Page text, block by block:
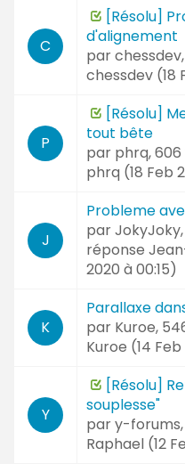
C
[Résolu]
d'alignement
parchessdev
chessdev (18
P
[Résolu]
tout bête
par phrq,
phrq (18 Feb
J
Probleme
parJokyJoky
réponse
2020 à 00:15)
K
Parallaxe
par Kuroe,
Kuroe (14 Feb
Y
[Résolu]
souplesse"
pary-forums
Raphael (12